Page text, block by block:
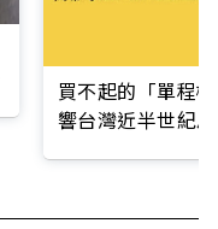
買不起的「單程
響台灣近半世紀